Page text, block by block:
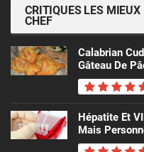
CRITIQUES LES MIEUX
CHEF
Calabrian
Gâteau De
Hépatite Et
Mais